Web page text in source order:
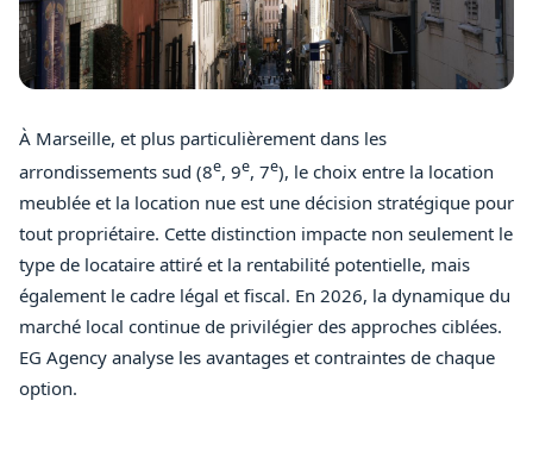
À Marseille, et plus particulièrement dans les
arrondissements sud (8e, 9e, 7e), le choix entre la location
meublée et la location nue est une décision stratégique pour
tout propriétaire. Cette distinction impacte non seulement le
type de locataire attiré et la rentabilité potentielle, mais
également le cadre légal et fiscal. En 2026, la dynamique du
marché local continue de privilégier des approches ciblées.
EG Agency analyse les avantages et contraintes de chaque
option.